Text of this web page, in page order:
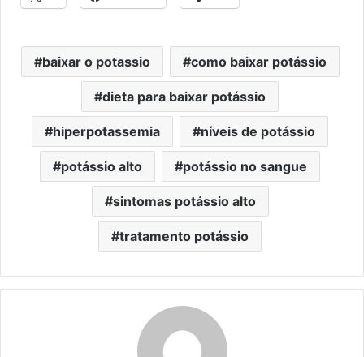
baixar o potassio como baixar potássio
dieta para baixar potássio
hiperpotassemia níveis de potássio
potássio alto potássio no sangue
sintomas potássio alto
tratamento potássio